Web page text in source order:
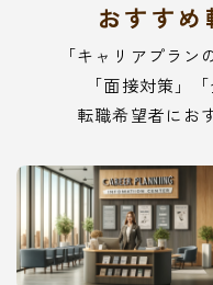
おすすめ
「キャリアプラン
「面接対策」
転職希望者にお